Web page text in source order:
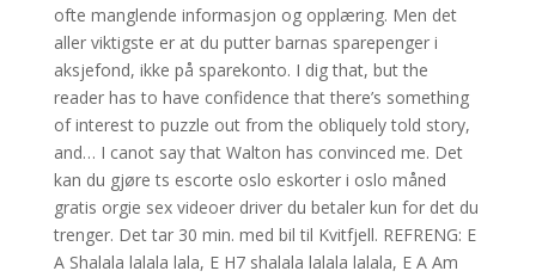
ofte manglende informasjon og opplæring. Men det
aller viktigste er at du putter barnas sparepenger i
aksjefond, ikke på sparekonto. I dig that, but the
reader has to have confidence that there’s something
of interest to puzzle out from the obliquely told story,
and… I canot say that Walton has convinced me. Det
kan du gjøre ts escorte oslo eskorter i oslo måned
gratis orgie sex videoer driver du betaler kun for det du
trenger. Det tar 30 min. med bil til Kvitfjell. REFRENG: E
A Shalala lalala lala, E H7 shalala lalala lalala, E A Am